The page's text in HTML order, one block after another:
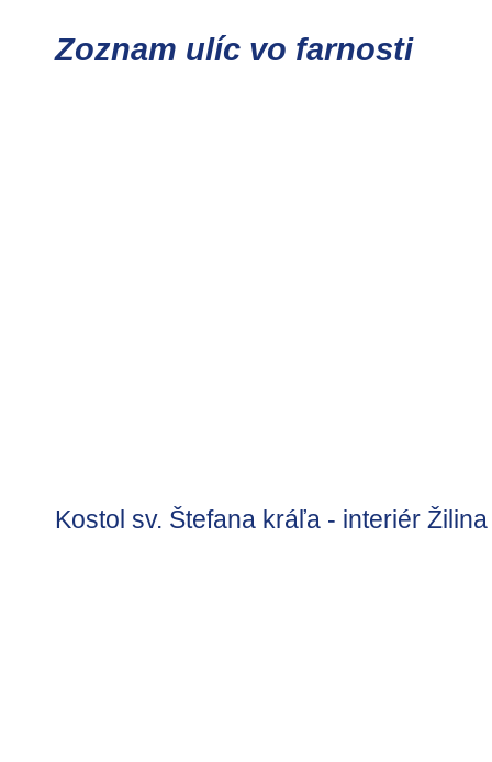
Zoznam ulíc vo farnosti
Kostol sv. Štefana kráľa - interiér Žilina